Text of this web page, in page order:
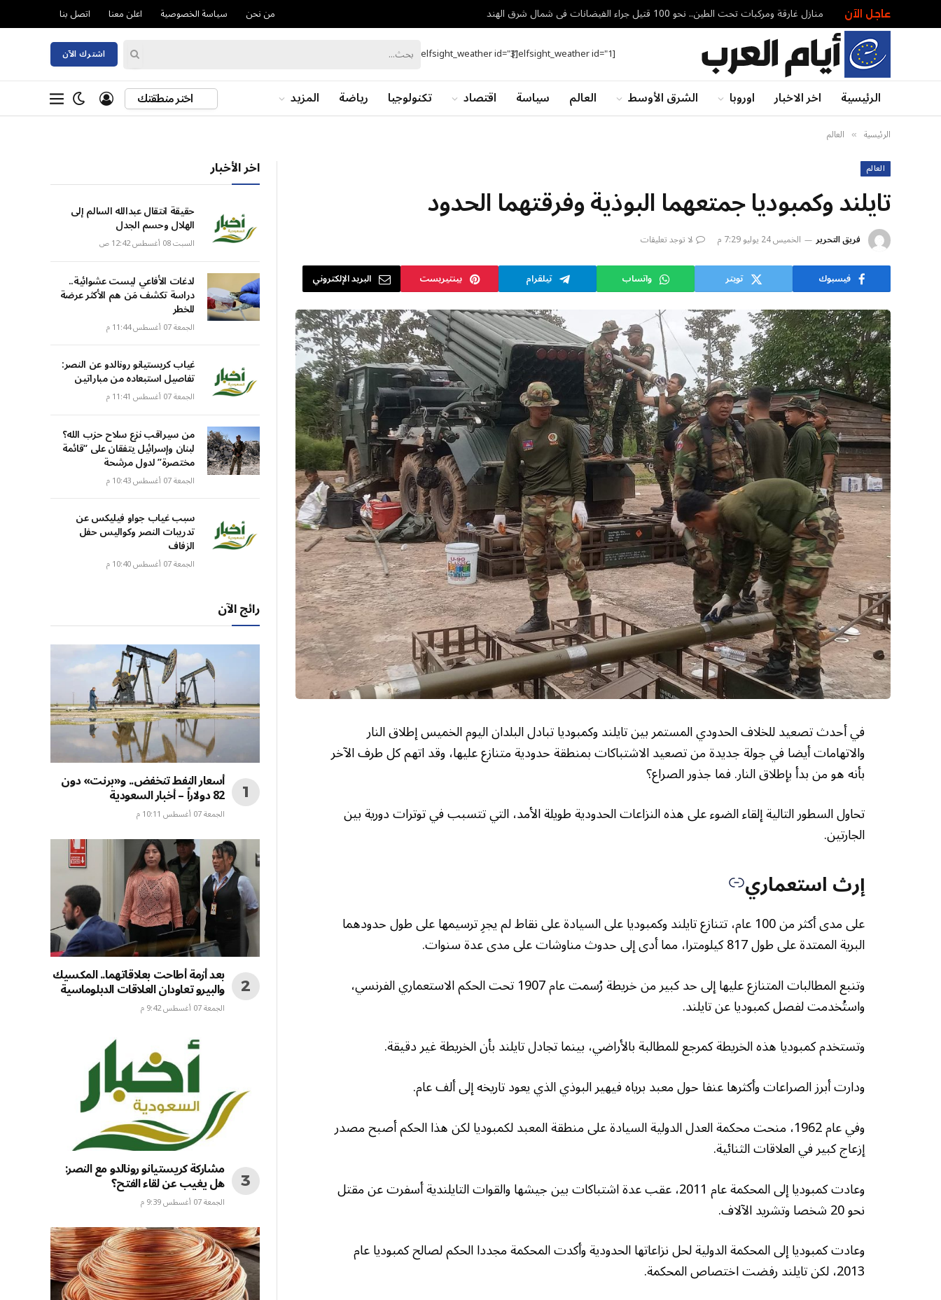
عاجل الآن منازل غارقة ومركبات تحت الطين.. نحو 100 قتيل جراء الفيضانات في شمال شرق الهند من نحن سياسة الخصوصية اعلن معنا اتصل بنا
[elfsight_weather id="1"]
[elfsight_weather id="3"] اشترك الآن
الرئيسية اخر الاخبار اوروبا الشرق الأوسط العالم سياسة اقتصاد تكنولوجيا رياضة المزيد اختر منطقتك
الرئيسية » العالم
العالم
تايلند وكمبوديا جمتعهما البوذية وفرقتهما الحدود
فريق التحرير الخميس 24 يوليو 7:29 م لا توجد تعليقات
فيسبوك تويتر واتساب تيلقرام بينتيريست البريد الإلكتروني
في أحدث تصعيد للخلاف الحدودي المستمر بين تايلند وكمبوديا تبادل البلدان اليوم الخميس إطلاق النار
والاتهامات أيضا في جولة جديدة من تصعيد الاشتباكات بمنطقة حدودية متنازع عليها، وقد اتهم كل طرف الآخر
بأنه هو من بدأ بإطلاق النار. فما جذور الصراع؟
تحاول السطور التالية إلقاء الضوء على هذه النزاعات الحدودية طويلة الأمد، التي تتسبب في توترات دورية بين
الجارتين.
إرث استعماري
على مدى أكثر من 100 عام، تتنازع تايلند وكمبوديا على السيادة على نقاط لم يجرِ ترسيمها على طول حدودهما
البرية الممتدة على طول 817 كيلومترا، مما أدى إلى حدوث مناوشات على مدى عدة سنوات.
وتنبع المطالبات المتنازع عليها إلى حد كبير من خريطة رُسمت عام 1907 تحت الحكم الاستعماري الفرنسي،
واستُخدمت لفصل كمبوديا عن تايلند.
وتستخدم كمبوديا هذه الخريطة كمرجع للمطالبة بالأراضي، بينما تجادل تايلند بأن الخريطة غير دقيقة.
ودارت أبرز الصراعات وأكثرها عنفا حول معبد برياه فيهير البوذي الذي يعود تاريخه إلى ألف عام.
وفي عام 1962، منحت محكمة العدل الدولية السيادة على منطقة المعبد لكمبوديا لكن هذا الحكم أصبح مصدر
إزعاج كبير في العلاقات الثنائية.
وعادت كمبوديا إلى المحكمة عام 2011، عقب عدة اشتباكات بين جيشها والقوات التايلندية أسفرت عن مقتل
نحو 20 شخصا وتشريد الآلاف.
وعادت كمبوديا إلى المحكمة الدولية لحل نزاعاتها الحدودية وأكدت المحكمة مجددا الحكم لصالح كمبوديا عام
2013، لكن تايلند رفضت اختصاص المحكمة.
اخر الأخبار
حقيقة انتقال عبدالله السالم إلى
الهلال وحسم الجدل
السبت 08 أغسطس 12:42 ص
لدغات الأفاعي ليست عشوائية..
دراسة تكشف مَن هم الأكثر عرضة
للخطر
الجمعة 07 أغسطس 11:44 م
غياب كريستيانو رونالدو عن النصر:
تفاصيل استبعاده من مباراتين
الجمعة 07 أغسطس 11:41 م
من سيراقب نزع سلاح حزب الله؟
لبنان وإسرائيل يتفقان على “قائمة
مختصرة” لدول مرشحة
الجمعة 07 أغسطس 10:43 م
سبب غياب جواو فيليكس عن
تدريبات النصر وكواليس حفل
الزفاف
الجمعة 07 أغسطس 10:40 م
رائج الآن
أسعار النفط تنخفض.. و«برنت» دون
82 دولاراً – أخبار السعودية
الجمعة 07 أغسطس 10:11 م
بعد أزمة أطاحت بعلاقاتهما.. المكسيك
والبيرو تعاودان العلاقات الدبلوماسية
الجمعة 07 أغسطس 9:42 م
مشاركة كريستيانو رونالدو مع النصر:
هل يغيب عن لقاء الفتح؟
الجمعة 07 أغسطس 9:39 م